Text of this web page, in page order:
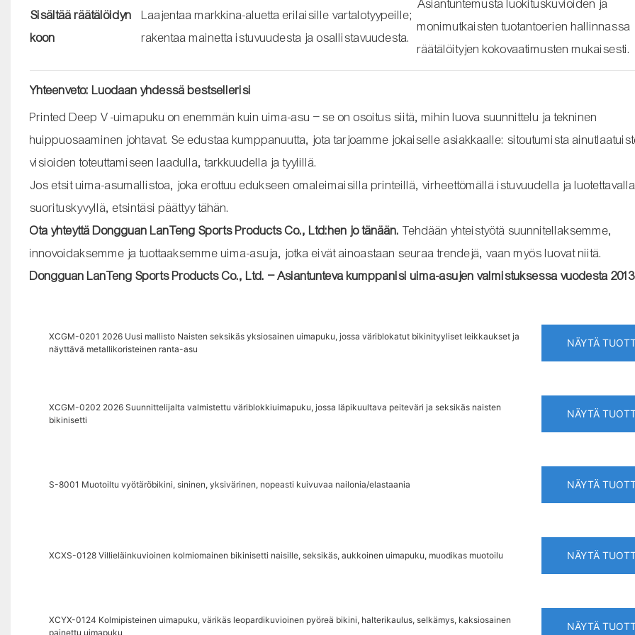
Sisältää räätälöidyn
koon
Laajentaa markkina-aluetta erilaisille vartalotyypeille;
rakentaa mainetta istuvuudesta ja osallistavuudesta.
Asiantuntemusta luokituskuvioiden ja
monimutkaisten tuotantoerien hallinnassa
räätälöityjen kokovaatimusten mukaisesti.
Yhteenveto: Luodaan yhdessä bestsellerisi
Printed Deep V -uimapuku on enemmän kuin uima-asu – se on osoitus siitä, mihin luova suunnittelu ja tekninen
huippuosaaminen johtavat. Se edustaa kumppanuutta, jota tarjoamme jokaiselle asiakkaalle: sitoutumista
visioiden toteuttamiseen laadulla, tarkkuudella ja tyylillä.
Jos etsit uima-asumallistoa, joka erottuu edukseen omaleimaisilla printeillä, virheettömällä istuvuudella ja luotettavalla
suorituskyvyllä, etsintäsi päättyy tähän.
Ota yhteyttä Dongguan LanTeng Sports Products Co., Ltd:hen jo tänään. Tehdään yhteistyötä suunnitellaksemme,
innovoidaksemme ja tuottaaksemme uima-asuja, jotka eivät ainoastaan ​​seuraa trendejä, vaan myös luovat niitä.
Dongguan LanTeng Sports Products Co., Ltd. – Asiantunteva kumppanisi uima-asujen valmistuksessa vuodesta
XCGM-0201 2026 Uusi mallisto Naisten seksikäs yksiosainen uimapuku, jossa väriblokatut bikinityyliset leikkaukset ja
näyttävä metallikoristeinen ranta-asu
NÄYTÄ
XCGM-0202 2026 Suunnittelijalta valmistettu väriblokkiuimapuku, jossa läpikuultava peiteväri ja seksikäs naisten
bikinisetti
NÄYTÄ
S-8001 Muotoiltu vyötäröbikini, sininen, yksivärinen, nopeasti kuivuvaa nailonia/elastaania NÄYTÄ
XCXS-0128 Villieläinkuvioinen kolmiomainen bikinisetti naisille, seksikäs, aukkoinen uimapuku, muodikas muotoilu NÄYTÄ
XCYX-0124 Kolmipisteinen uimapuku, värikäs leopardikuvioinen pyöreä bikini, halterikaulus, selkämys, kaksiosainen
painettu uimapuku
NÄYTÄ